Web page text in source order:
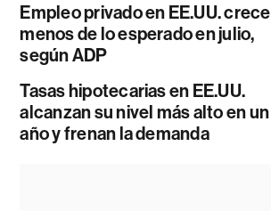
Empleo privado en EE.UU. crece
menos de lo esperado en julio,
según ADP
Tasas hipotecarias en EE.UU.
alcanzan su nivel más alto en un
año y frenan la demanda